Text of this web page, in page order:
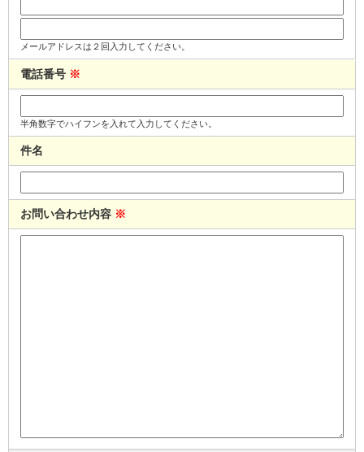
メールアドレスは２回入力してください。
電話番号 ※
半角数字でハイフンを入れて入力してください。
件名
お問い合わせ内容 ※